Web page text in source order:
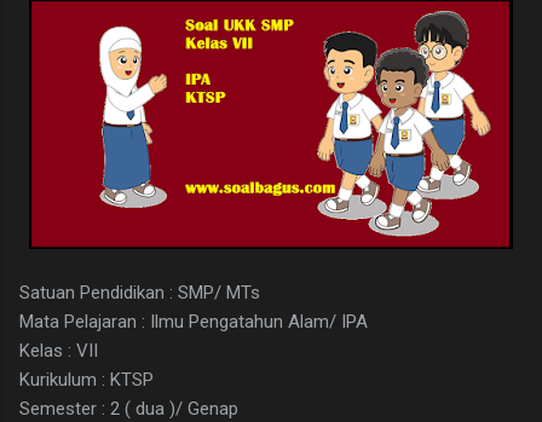
Satuan Pendidikan : SMP/ MTs
Mata Pelajaran : Ilmu Pengatahun Alam/ IPA
Kelas : VII
Kurikulum : KTSP
Semester : 2 ( dua )/ Genap